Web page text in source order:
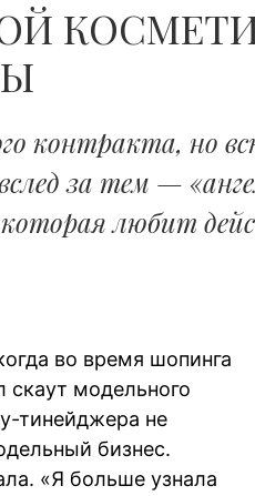
контракта, но
за тем —
любит
во время шопинга
модельного
тинейджера не
бизнес.
«Я больше узнала